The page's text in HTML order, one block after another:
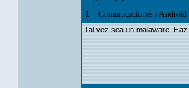
1
Comunicaciones/Android
Tal vez sea un malaware.